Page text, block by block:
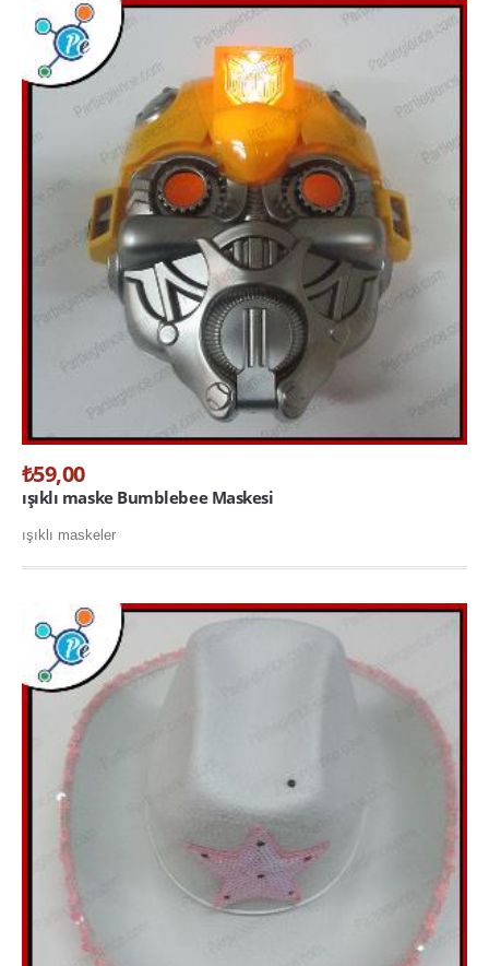
₺59,00
ışıklı maske Bumblebee Maskesi
ışıklı maskeler